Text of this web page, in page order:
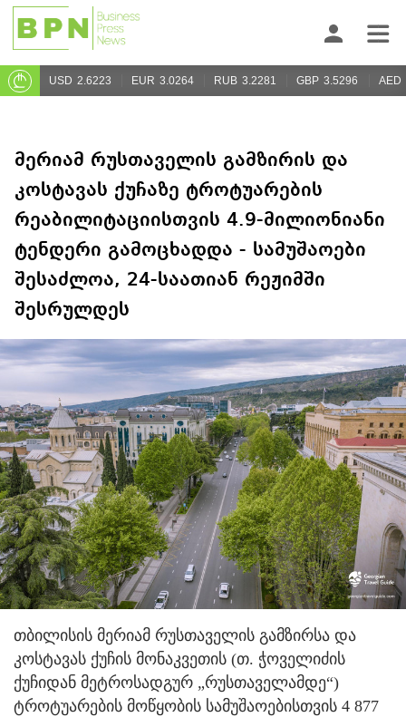
USD 2.6223 EUR 3.0264 RUB 3.2281 GBP 3.5296 AED
მერიამ რუსთაველის გამზირის და
კოსტავას ქუჩაზე ტროტუარების
რეაბილიტაციისთვის 4.9-მილიონიანი
ტენდერი გამოცხადდა - სამუშაოები
შესაძლოა, 24-საათიან რეჟიმში
შესრულდეს
თბილისის მერიამ რუსთაველის გამზირსა და
კოსტავას ქუჩის მონაკვეთის (თ. ჭოველიძის
ქუჩიდან მეტროსადგურ „რუსთაველამდე“)
ტროტუარების მოწყობის სამუშაოებისთვის 4 877